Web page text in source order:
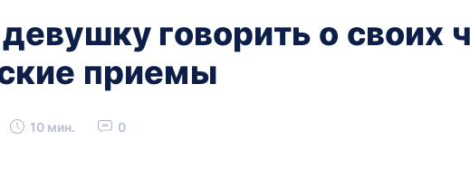
говорить о своих
приемы
10 мин. 0